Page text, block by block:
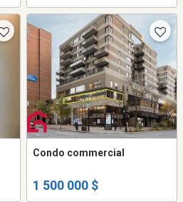
Condo commercial
1 500 000 $